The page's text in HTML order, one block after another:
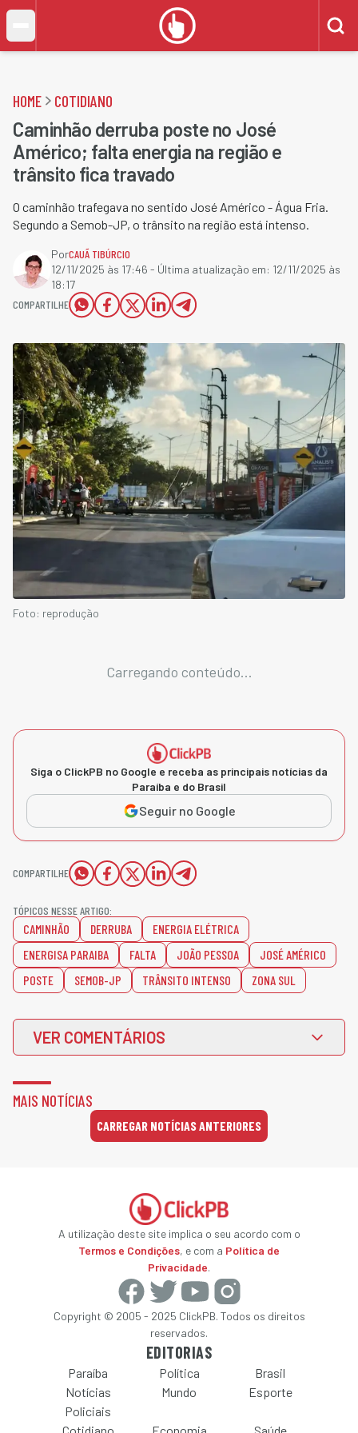
HOME COTIDIANO
Caminhão derruba poste no José
Américo; falta energia na região e
trânsito fica travado
O caminhão trafegava no sentido José Américo - Água Fria.
Segundo a Semob-JP, o trânsito na região está intenso.
PorCAUÃ TIBÚRCIO
12/11/2025 às 17:46 - Última atualização em: 12/11/2025 às
18:17
COMPARTILHE
Foto: reprodução
Carregando conteúdo...
Siga o ClickPB no Google e receba as principais notícias da
Paraíba e do Brasil
Seguir no Google
COMPARTILHE
TÓPICOS NESSE ARTIGO:
CAMINHÃO DERRUBA
ENERGIA ELÉTRICA
ENERGISA PARAIBA
FALTA JOÃO PESSOA
JOSÉ AMÉRICO
POSTE
SEMOB-JP TRÂNSITO INTENSO ZONA SUL
VER COMENTÁRIOS
MAIS NOTÍCIAS
CARREGAR NOTÍCIAS ANTERIORES
A utilização deste site implica o seu acordo com o
Termos e Condições, e com a Política de
Privacidade.
Copyright © 2005 - 2025 ClickPB. Todos os direitos
reservados.
EDITORIAS
Paraíba Política
Brasil
Notícias
Policiais
Mundo Esporte